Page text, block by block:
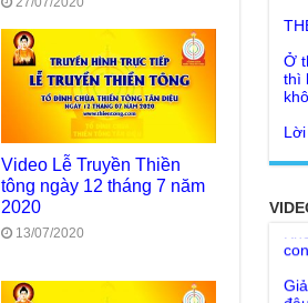
Video Lễ Truyền Thiền
tông ngày 12 tháng 7 năm
2020
13/07/2020
Ở
thì